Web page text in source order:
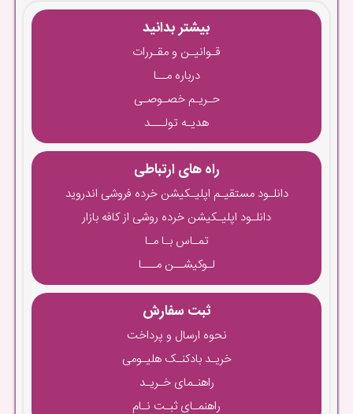
بیشتر بدانید
قـوانیـن و مقـررات
درباره مــا
حـریـم خصـوصـی
هدیـه تولـــد
راه های ارتباطی
دانلـود مستقیـم اپلیـکیشن خرده فروشی اندروید
دانلـود اپلیـکیشن خرده روشی از کافه بازار
تمـاس بـا مـا
لـوکیشــن مـــا
ثبت سفارش
نحوه ارسال و پرداخت
خریـد بادکنـک هلیـومی
راهنـمای خـریـد
راهنمـای ثبـت نـام